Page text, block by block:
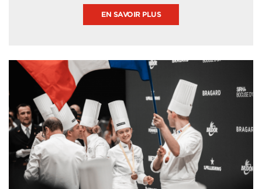
EN SAVOIR PLUS